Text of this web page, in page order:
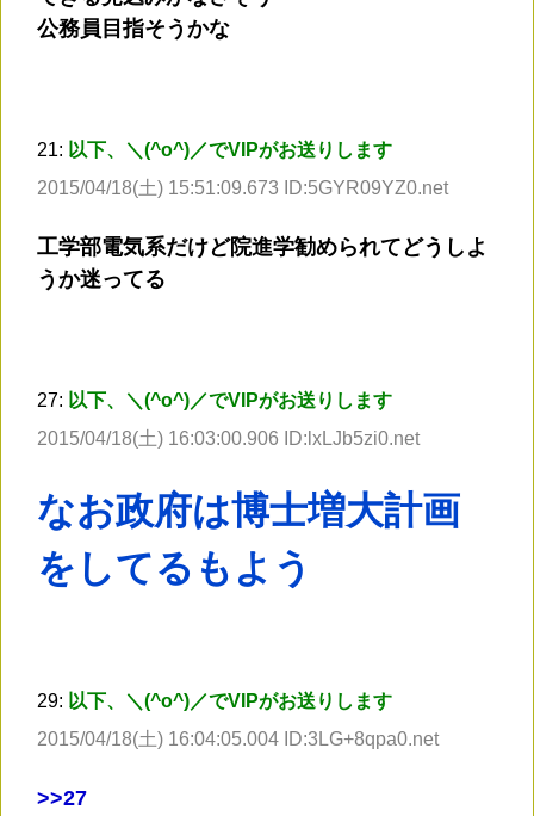
公務員目指そうかな
21: 以下、＼(^o^)／でVIPがお送りします
2015/04/18(土) 15:51:09.673 ID:5GYR09YZ0.net
工学部電気系だけど院進学勧められてどうしよ
うか迷ってる
27: 以下、＼(^o^)／でVIPがお送りします
2015/04/18(土) 16:03:00.906 ID:lxLJb5zi0.net
なお政府は博士増大計画
をしてるもよう
29: 以下、＼(^o^)／でVIPがお送りします
2015/04/18(土) 16:04:05.004 ID:3LG+8qpa0.net
>>27